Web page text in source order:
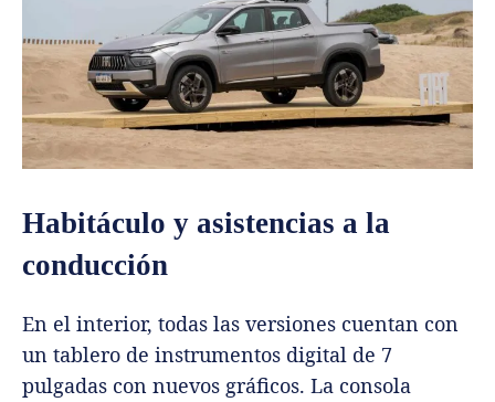
Habitáculo y asistencias a la
conducción
En el interior, todas las versiones cuentan con
un tablero de instrumentos digital de 7
pulgadas con nuevos gráficos. La consola